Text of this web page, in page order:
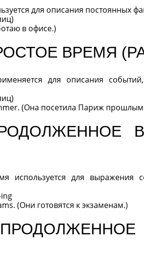
для описания постоянных
в офисе.)
ВРЕМЯ
для описания
(Она посетила Париж прошлым
используется для выражения
(Они готовятся к экзаменам.)